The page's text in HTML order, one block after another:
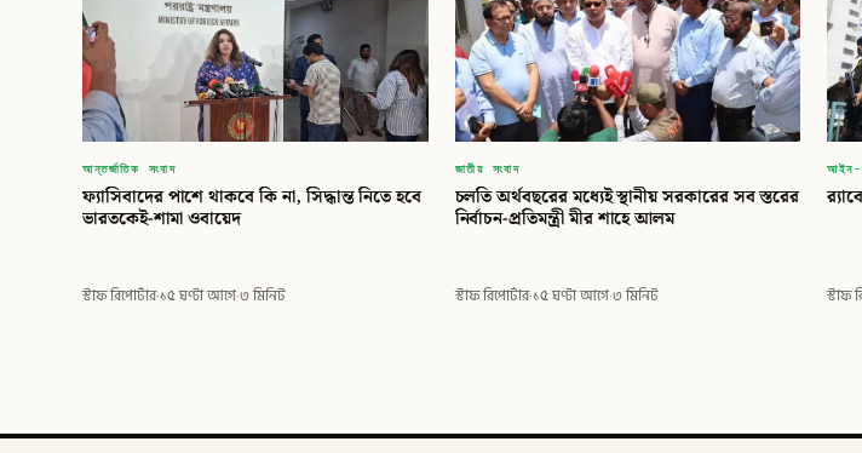
আন্তর্জাতিক সংবাদ
ফ্যাসিবাদের পাশে থাকবে কি না, সিদ্ধান্ত নিতে হবে
ভারতকেই-শামা ওবায়েদ
স্টাফ রিপোর্টার·১৫ ঘণ্টা আগে·৩ মিনিট
জাতীয় সংবাদ
চলতি অর্থবছরের মধ্যেই স্থানীয় সরকারের সব স্তরের
নির্বাচন-প্রতিমন্ত্রী মীর শাহে আলম
স্টাফ রিপোর্টার·১৫ ঘণ্টা আগে·৩ মিনিট
আইন-
স্টাফ